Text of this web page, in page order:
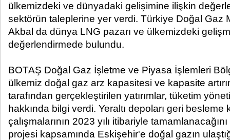
ülkemizdeki ve dünyadaki gelişimine ilişkin
sektörün taleplerine yer verdi. Türkiye Doğal Gaz
Akbal da dünya LNG pazarı ve ülkemizdeki
değerlendirmede bulundu.
BOTAŞ Doğal Gaz İşletme ve Piyasa İşlemleri
ülkemiz doğal gaz arz kapasitesi ve kapasite
tarafından gerçekleştirilen yatırımlar, tüketim
hakkında bilgi verdi. Yeraltı depoları geri besleme
çalışmalarının 2023 yılı itibariyle
projesi kapsamında Eskişehir'e doğal gazın